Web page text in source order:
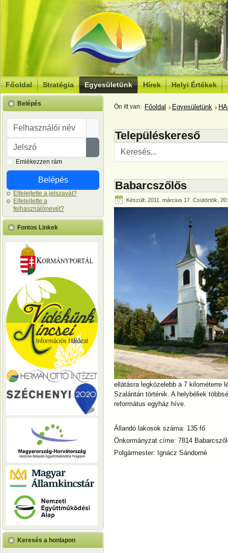
Főoldal Stratégia Egyesületünk Hírek Helyi Értékek
Belépés
Felhasználói név
Jelszó
Jelszó megjelenítése
Emlékezzen rám
Belépés
Elfelejtette a jelszavát?
Elfelejtette a
felhasználónevét?
Fontos Linkek
Keresés a honlapon
Ön itt van: Főoldal Egyesületünk
Településkereső
Babarcszőlős
Készült: 2011. március 17. Csütörtök,
ellátásra legközelebb a 7 kilométerre
Szalántán történik. A helybéliek
református egyház híve.
Állandó lakosok száma: 135 fő
Önkormányzat címe: 7814
Polgármester: Ignácz Sándorné